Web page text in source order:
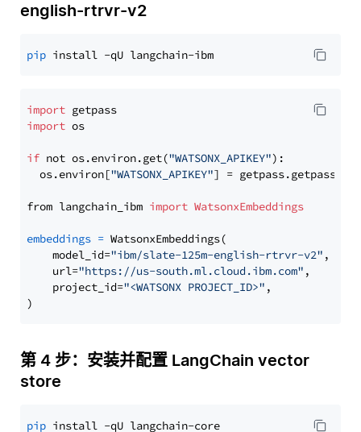
english-rtrvr-v2
pip
import
import os
if not os.environ.get("WATSONX_APIKEY"):
  os.environ[
"WATSONX_APIKEY"] = getpass.getpass(
from langchain_ibm import WatsonxEmbeddings
embeddings = WatsonxEmbeddings(
    model_id=
"ibm/slate-125m-english-rtrvr-v2" ,
    url=
"https://us-south.ml.cloud.ibm.com" ,
    project_id=
"<WATSONX PROJECT_ID>" ,
第 4 步：安装并配置 LangChain vector
store
pip